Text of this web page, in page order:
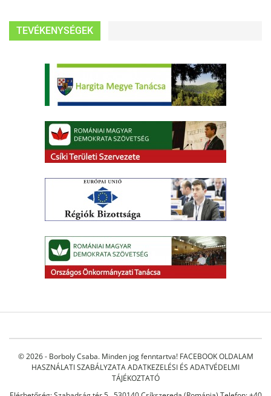
TEVÉKENYSÉGEK
© 2026 - Borboly Csaba. Minden jog fenntartva! FACEBOOK OLDALAM
HASZNÁLATI SZABÁLYZATAADATKEZELÉSI ÉS ADATVÉDELMI
TÁJÉKOZTATÓ